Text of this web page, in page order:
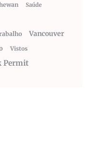
Saúde
Vancouver
Vistos
Permit